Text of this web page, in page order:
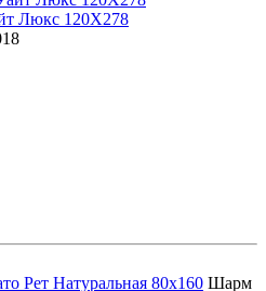
Люкс 120Х278
Рет Натуральная 80x160 Шарм